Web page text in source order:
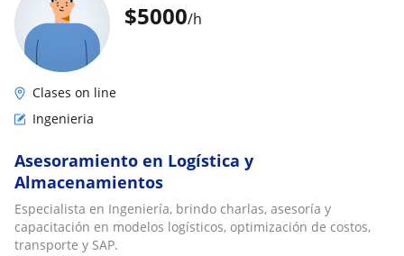
$5000/h
Clases on line
Ingenieria
Asesoramiento en Logística y
Almacenamientos
Especialista en Ingeniería, brindo charlas, asesoría y
capacitación en modelos logísticos, optimización de costos,
transporte y SAP.